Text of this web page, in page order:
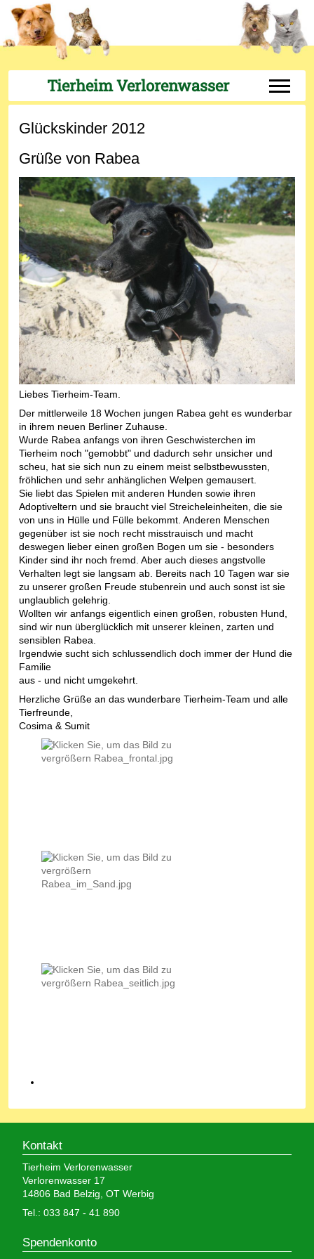
Tierheim Verlorenwasser Off-
Glückskinder 2012
Grüße von Rabea
Liebes Tierheim-Team.
Der mittlerweile 18 Wochen jungen Rabea geht es wunderbar
in ihrem neuen Berliner Zuhause.
Wurde Rabea anfangs von ihren Geschwisterchen im
Tierheim noch "gemobbt" und dadurch sehr unsicher und
scheu, hat sie sich nun zu einem meist selbstbewussten,
fröhlichen und sehr anhänglichen Welpen gemausert.
Sie liebt das Spielen mit anderen Hunden sowie ihren
Adoptiveltern und sie braucht viel Streicheleinheiten, die sie
von uns in Hülle und Fülle bekommt. Anderen Menschen
gegenüber ist sie noch recht misstrauisch und macht
deswegen lieber einen großen Bogen um sie - besonders
Kinder sind ihr noch fremd. Aber auch dieses angstvolle
Verhalten legt sie langsam ab. Bereits nach 10 Tagen war sie
zu unserer großen Freude stubenrein und auch sonst ist sie
unglaublich gelehrig.
Wollten wir anfangs eigentlich einen großen, robusten Hund,
sind wir nun überglücklich mit unserer kleinen, zarten und
sensiblen Rabea.
Irgendwie sucht sich schlussendlich doch immer der Hund die
Familie
aus - und nicht umgekehrt.
Herzliche Grüße an das wunderbare Tierheim-Team und alle
Tierfreunde,
Cosima & Sumit
Kontakt
Tierheim Verlorenwasser
Verlorenwasser 17
14806 Bad Belzig, OT Werbig
Tel.: 033 847 - 41 890
Spendenkonto